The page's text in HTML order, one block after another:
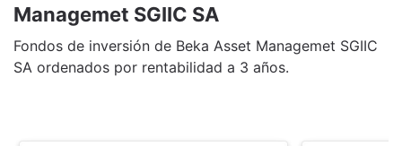
Managemet SGIIC SA
Fondos de inversión de Beka Asset Managemet SGIIC
SA ordenados por rentabilidad a 3 años.